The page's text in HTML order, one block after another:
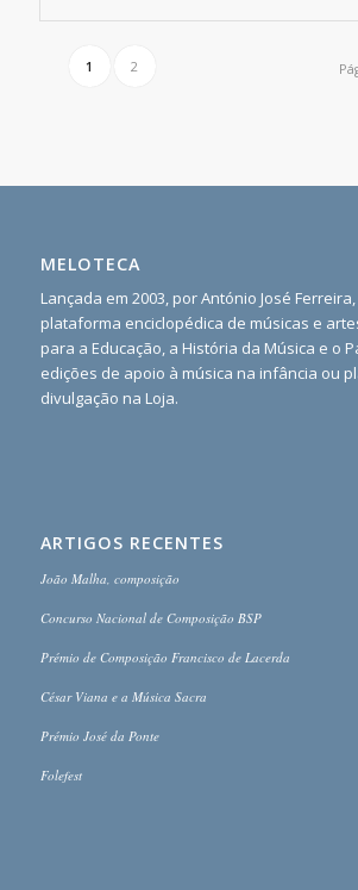
1 2
MELOTECA
Lançada em 2003, por António José
plataforma enciclopédica de músicas e
para a Educação, a História da Música e o
edições de apoio à música na infância ou
divulgação na Loja.
ARTIGOS RECENTES
João Malha, composição
Concurso Nacional de Composição BSP
Prémio de Composição Francisco de Lacerda
César Viana e a Música Sacra
Prémio José da Ponte
Folefest